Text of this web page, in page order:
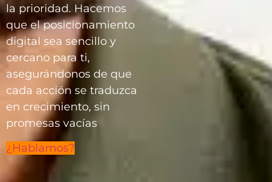
la prioridad. Hacemos
que el posicionamiento
digital sea sencillo y
cercano para ti,
asegurándonos de que
cada acción se traduzca
en crecimiento, sin
promesas vacías
¿Hablamos?